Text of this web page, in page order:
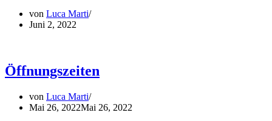
von Luca Marti
Juni 2, 2022
Öffnungszeiten
von Luca Marti
Mai 26, 2022Mai 26, 2022